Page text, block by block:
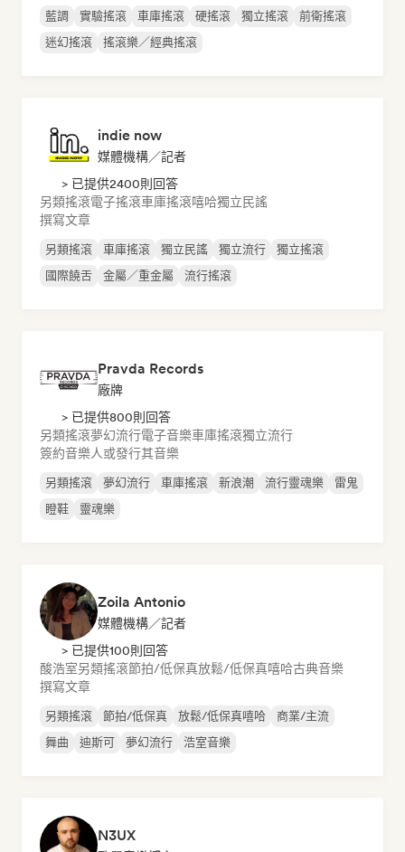
藍調 實驗搖滾 車庫搖滾 硬搖滾 獨立搖滾
前衛搖滾
迷幻搖滾
搖滾樂／經典搖滾
indie now
媒體機構／記者
> 已提供2400則回答
另類搖滾電子搖滾車庫搖滾嘻哈獨立民謠
撰寫文章
另類搖滾 車庫搖滾 獨立民謠 獨立流行
獨立搖滾
國際饒舌
金屬／重金屬 流行搖滾
Pravda Records
廠牌
> 已提供800則回答
另類搖滾夢幻流行電子音樂車庫搖滾獨立流行
簽約音樂人或發行其音樂
另類搖滾 夢幻流行 車庫搖滾 新浪潮 流行靈魂樂
雷鬼
瞪鞋
靈魂樂
Zoila Antonio
媒體機構／記者
> 已提供100則回答
酸浩室另類搖滾節拍/低保真放鬆/低保真嘻哈古典音樂
撰寫文章
另類搖滾 節拍/低保真 放鬆/低保真嘻哈
商業/主流
舞曲
迪斯可 夢幻流行 浩室音樂
N3UX